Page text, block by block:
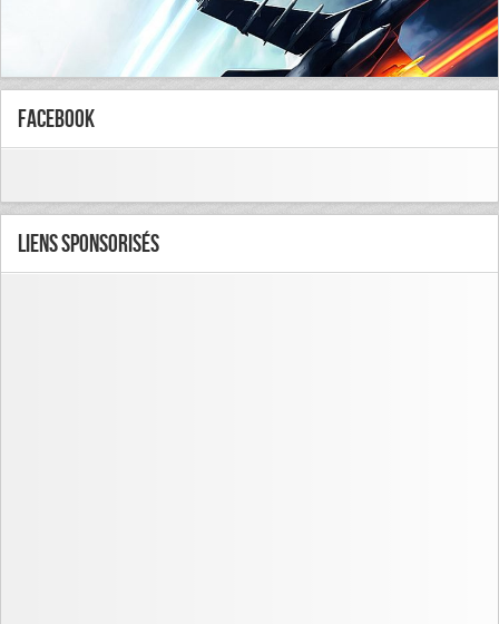
FaceBook
Liens Sponsorisés